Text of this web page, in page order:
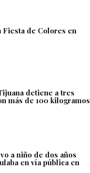
Fiesta de Colores en
detiene a tres
más de 100 kilogramos
a niño de dos años
en vía pública en